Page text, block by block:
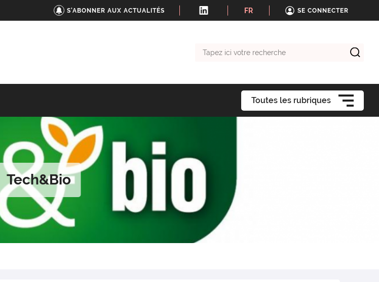
S'ABONNER AUX ACTUALITÉS FR SE CONNECTER
Toutes les rubriques
Tech&Bio